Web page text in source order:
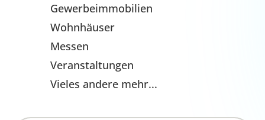
Gewerbeimmobilien
Wohnhäuser
Messen
Veranstaltungen
Vieles andere mehr...